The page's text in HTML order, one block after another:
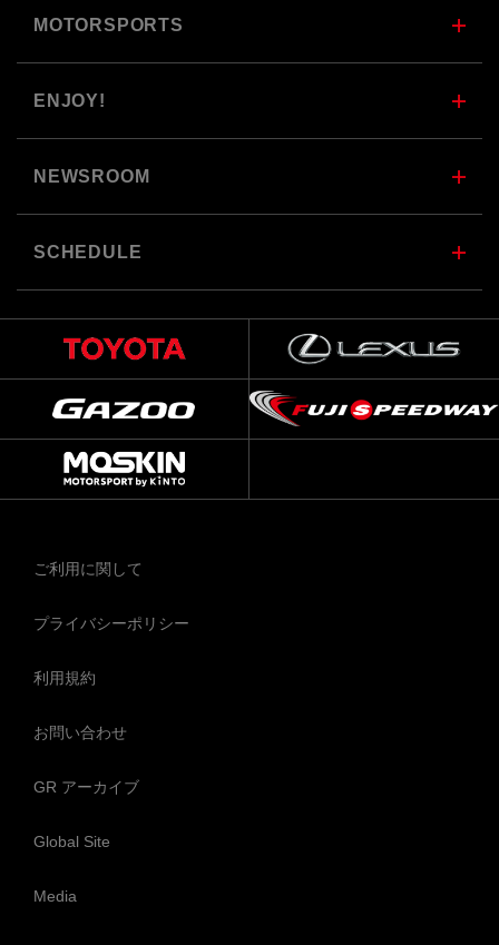
MOTORSPORTS
ENJOY!
NEWSROOM
SCHEDULE
ご利用に関して
プライバシーポリシー
利用規約
お問い合わせ
GR アーカイブ
Global Site
Media